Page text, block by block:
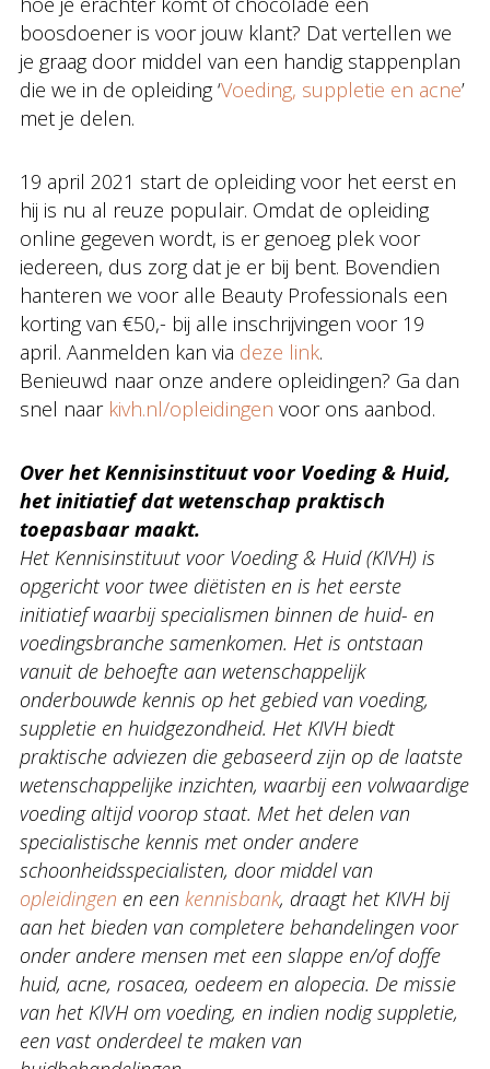
boosdoener is voor jouw klant? Dat vertellen we
je graag door middel van een handig stappenplan
die we in de opleiding ‘Voeding, suppletie en acne’
met je delen.
19 april 2021 start de opleiding voor het eerst en
hij is nu al reuze populair. Omdat de opleiding
online gegeven wordt, is er genoeg plek voor
iedereen, dus zorg dat je er bij bent. Bovendien
hanteren we voor alle Beauty Professionals een
korting van €50,- bij alle inschrijvingen voor 19
april. Aanmelden kan via deze link.
Benieuwd naar onze andere opleidingen? Ga dan
snel naar kivh.nl/opleidingen voor ons aanbod.
Over het Kennisinstituut voor Voeding & Huid,
het initiatief dat wetenschap praktisch
toepasbaar maakt.
Het Kennisinstituut voor Voeding & Huid (KIVH) is
opgericht voor twee diëtisten en is het eerste
initiatief waarbij specialismen binnen de huid- en
voedingsbranche samenkomen. Het is ontstaan
vanuit de behoefte aan wetenschappelijk
onderbouwde kennis op het gebied van voeding,
suppletie en huidgezondheid. Het KIVH biedt
praktische adviezen die gebaseerd zijn op de laatste
wetenschappelijke inzichten, waarbij een volwaardige
voeding altijd voorop staat. Met het delen van
specialistische kennis met onder andere
schoonheidsspecialisten, door middel van
opleidingen en een kennisbank, draagt het KIVH bij
aan het bieden van completere behandelingen voor
onder andere mensen met een slappe en/of doffe
huid, acne, rosacea, oedeem en alopecia. De missie
van het KIVH om voeding, en indien nodig suppletie,
een vast onderdeel te maken van